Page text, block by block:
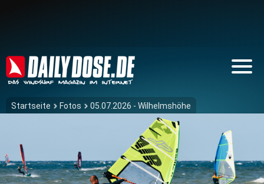
Startseite Fotos 05.07.2026 - Wilhelmshöhe